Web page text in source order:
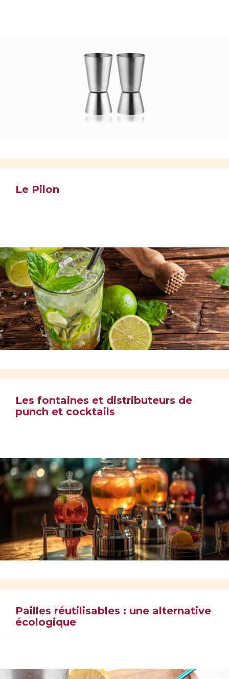
Le Pilon
Les fontaines et distributeurs de
punch et cocktails
Pailles réutilisables : une alternative
écologique